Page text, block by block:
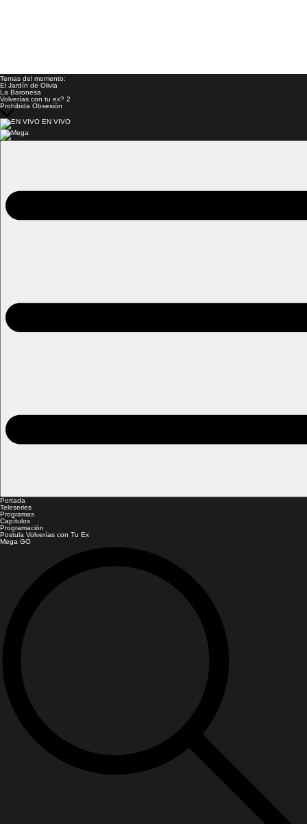
Temas del momento:
El Jardín de Olivia
La Baronesa
Volverías con tu ex? 2
Prohibida Obsesión
EN VIVO
Portada
Teleseries
Programas
Capítulos
Programación
Postula Volverías con Tu Ex
Mega GO